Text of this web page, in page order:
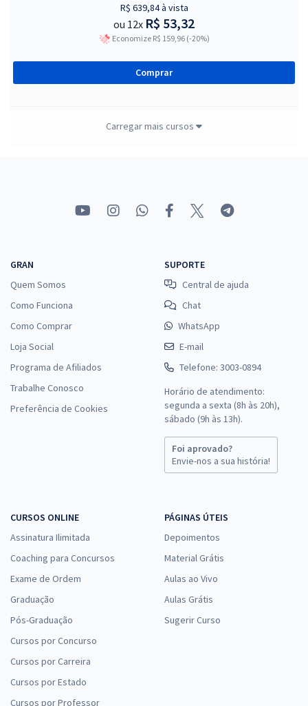
R$ 639,84 à vista
ou 12x R$ 53,32
Economize R$ 159,96 (-20%)
Comprar
Economize R$ 179,78 (-20%)
TRF 5ª Região - Tribunal Regional Federal da 5ª Região/PE -
Juiz Federal (Pré-Edital)
R$ 719,12 à vista
R$ 59,93
Economize R$ 179,78 (-20%)
Comprar
TRF 3ª Região (SP/MS) - Tribunal Regional Federal da 3ª
R$ 719,12 à vista
Economize R$ 179,78 (-20%)
Comprar
TRF 6ª Região - Tribunal Regional Federal da 6ª Região -
Cargo 23: Analista Judiciário - Área: Judiciária - Sem
Carregar mais cursos
GRAN
Quem Somos
Como Funciona
Como Comprar
Loja Social
Programa de Afiliados
Trabalhe Conosco
Preferência de Cookies
SUPORTE
Central de ajuda
Chat
WhatsApp
E-mail
Telefone: 3003-0894
Horário de atendimento:
segunda a sexta (8h às 20h),
sábado (9h às 13h).
Foi aprovado?
Envie-nos a sua história!
CURSOS ONLINE
Assinatura Ilimitada
Coaching para Concursos
Exame de Ordem
Graduação
Pós-Graduação
Cursos por Concurso
Cursos por Carreira
Cursos por Estado
Cursos por Professor
PÁGINAS ÚTEIS
Depoimentos
Material Grátis
Aulas ao Vivo
Aulas Grátis
Sugerir Curso